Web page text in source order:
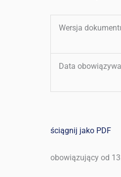
Wersja
Data
ściągnij jako PDF
obowiązujący od